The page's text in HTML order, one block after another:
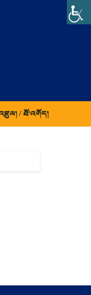
/ ཐོ་འགོད།